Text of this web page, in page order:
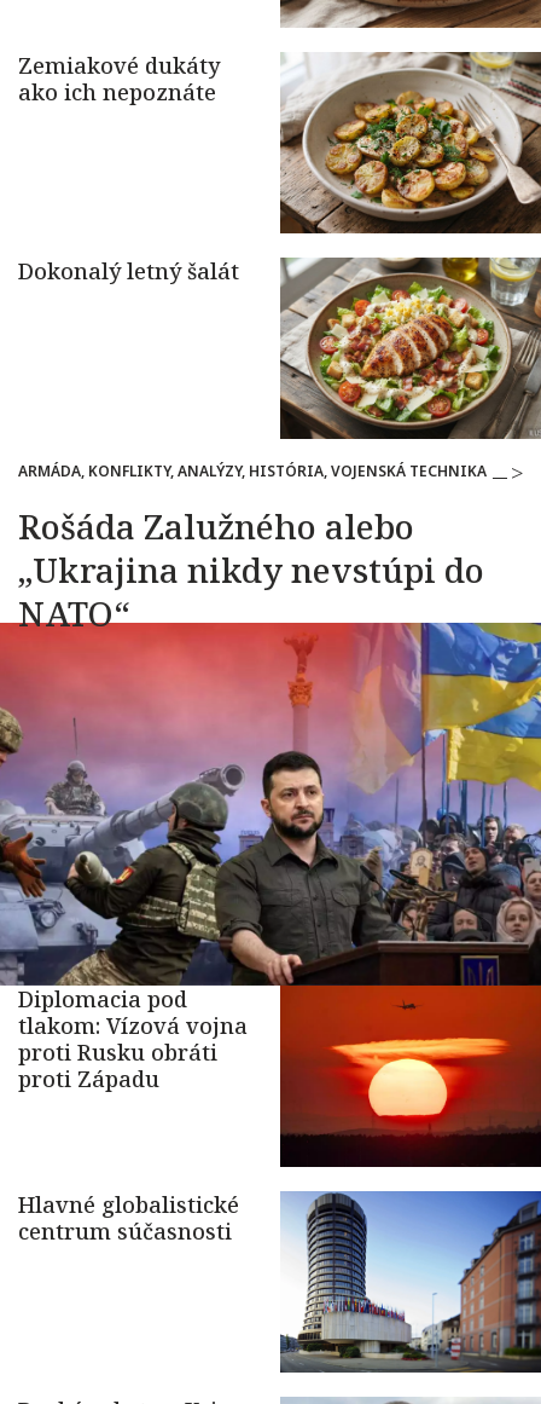
ARMÁDA, KONFLIKTY, ANALÝZY, HISTÓRIA, VOJENSKÁ TECHNIKA